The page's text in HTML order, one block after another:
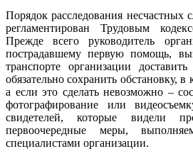
Порядок расследования несчастных
регламентирован Трудовым
Прежде всего руководитель
пострадавшему первую помощь,
транспорте организации
обязательно сохранить обстановку,
а если это сделать невозможно –
фотографирование или
свидетелей, которые видели
первоочередные меры,
специалистами организации.